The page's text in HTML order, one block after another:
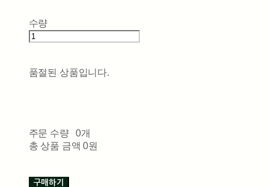
수량
품절된 상품입니다.
주문 수량
0개
총 상품 금액 0원
구매하기